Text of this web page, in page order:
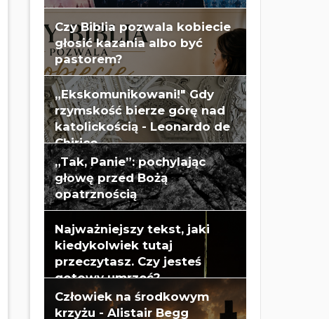
Czy Biblia pozwala kobiecie
głosić kazania albo być
pastorem?
„Ekskomunikowani!" Gdy
rzymskość bierze górę nad
katolickością - Leonardo de
Chirico
„Tak, Panie”: pochylając
głowę przed Bożą
opatrznością
Najważniejszy tekst, jaki
kiedykolwiek tutaj
przeczytasz. Czy jesteś
gotowy umrzeć?
Człowiek na środkowym
krzyżu - Alistair Begg